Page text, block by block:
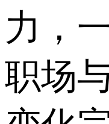
力，
职场